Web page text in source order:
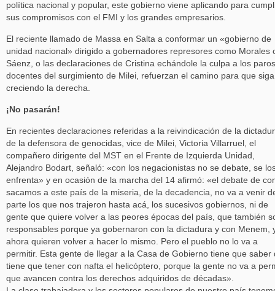
política nacional y popular, este gobierno viene aplicando para
sus compromisos con el FMI y los grandes empresarios.
El reciente llamado de Massa en Salta a conformar un «gobierno de
unidad nacional» dirigido a gobernadores represores como Morales
Sáenz, o las declaraciones de Cristina echándole la culpa a los paros
docentes del surgimiento de Milei, refuerzan el camino para que siga
creciendo la derecha.
¡No pasarán!
En recientes declaraciones referidas a la reivindicación de la
de la defensora de genocidas, vice de Milei, Victoria Villarruel, el
compañero dirigente del MST en el Frente de Izquierda Unidad,
Alejandro Bodart, señaló: «con los negacionistas no se debate, se
enfrenta» y en ocasión de la marcha del 14 afirmó: «el debate de
sacamos a este país de la miseria, de la decadencia, no va a venir
parte los que nos trajeron hasta acá, los sucesivos gobiernos, ni de
gente que quiere volver a las peores épocas del país, que también
responsables porque ya gobernaron con la dictadura y con Menem,
ahora quieren volver a hacer lo mismo. Pero el pueblo no lo va a
permitir. Esta gente de llegar a la Casa de Gobierno tiene que saber
tiene que tener con nafta el helicóptero, porque la gente no va a
que avancen contra los derechos adquiridos de décadas».